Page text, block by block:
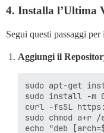
4. Installa l’Ultima
Segui questi passaggi
Aggiungi il
sudo apt-get
sudo install -m
curl -fsSL
sudo chmod a+r